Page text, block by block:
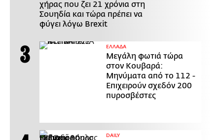
χήρας που ζει 21 χρόνια στη
Σουηδία και τώρα πρέπει να
φύγει λόγω Brexit
ΕΛΛΑΔΑ
Μεγάλη φωτιά τώρα
στον Κουβαρά:
Μηνύματα από το 112 -
Επιχειρούν σχεδόν 200
πυροσβέστες
DAILY